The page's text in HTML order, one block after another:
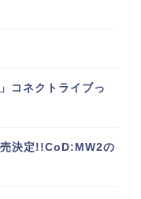
コネクトライブっ
決定!!CoD:MW2の